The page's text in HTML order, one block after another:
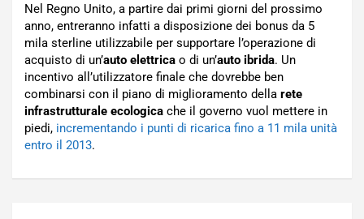
Nel Regno Unito, a partire dai primi giorni del prossimo
anno, entreranno infatti a disposizione dei bonus da 5
mila sterline utilizzabile per supportare l’operazione di
acquisto di un’auto elettrica o di un’auto ibrida. Un
incentivo all’utilizzatore finale che dovrebbe ben
combinarsi con il piano di miglioramento della rete
infrastrutturale ecologica che il governo vuol mettere in
piedi, incrementando i punti di ricarica fino a 11 mila unità
entro il 2013.